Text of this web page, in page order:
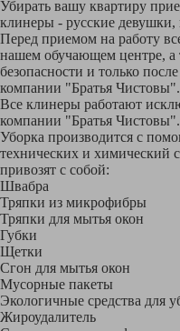
Убирать вашу квартиру
клинеры - русские девушки,
Перед приемом на работу
нашем обучающем центре, а
безопасности и только
компании "Братья Чистовы".
Все клинеры работают
компании "Братья Чистовы".
Уборка производится с
технических и химический
привозят с собой:
Швабра
Тряпки из микрофибры
Тряпки для мытья окон
Губки
Щетки
Сгон для мытья окон
Мусорные пакеты
Экологичные средства для
Жироудалитель